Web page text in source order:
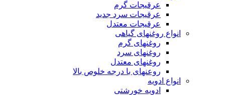
عرقیجات گرم
عرقیجات سرد جدید
عرقیجات معتدل
انواع روغنهای گیاهی
روغنهای گرم
روغنهای سرد
روغنهای معتدل
روعنهای با درجه خلوص بالا
انواع ادویه
ادویه خورشتی